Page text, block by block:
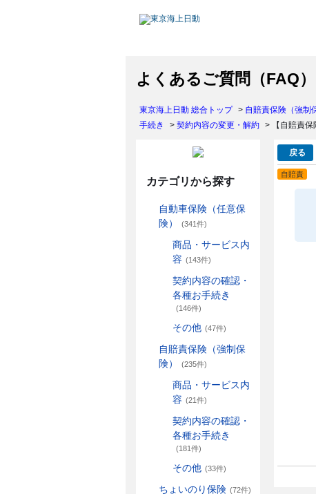
よくあるご質問（FAQ）
東京海上日動 総合トップ > 自賠責保険（強制
手続き
> 契約内容の変更・解約 > 【自賠責
カテゴリから探す
自動車保険（任意保
険）
(341件)
商品・サービス内
容 (143件)
契約内容の確認・
各種お手続き
(146件)
その他 (47件)
自賠責保険（強制保
険）
(235件)
商品・サービス内
容 (21件)
契約内容の確認・
各種お手続き
(181件)
その他 (33件)
ちょいのり保険 (72件)
戻る
自賠責